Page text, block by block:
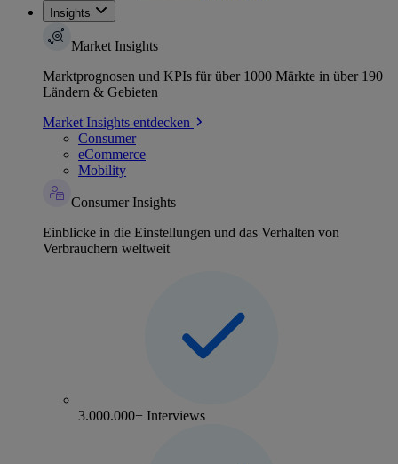
Insights
Market Insights
Marktprognosen und KPIs für über 1000 Märkte in über 190
Ländern & Gebieten
Market Insights entdecken
Consumer
eCommerce
Mobility
Consumer Insights
Einblicke in die Einstellungen und das Verhalten von
Verbrauchern weltweit
3.000.000+ Interviews